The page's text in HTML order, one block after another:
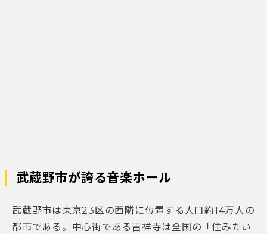
武蔵野市が誇る音楽ホール
武蔵野市は東京23区の西隣に位置する人口約14万人の
都市である。中心街である吉祥寺は全国の「住みたい